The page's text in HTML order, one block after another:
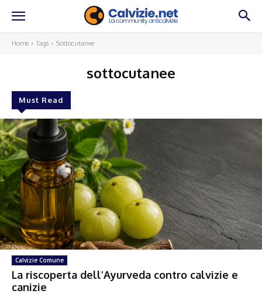
Home Tags Sottocutanee
sottocutanee
Must Read
Calvizie Comune
La riscoperta dell’Ayurveda contro calvizie e
canizie